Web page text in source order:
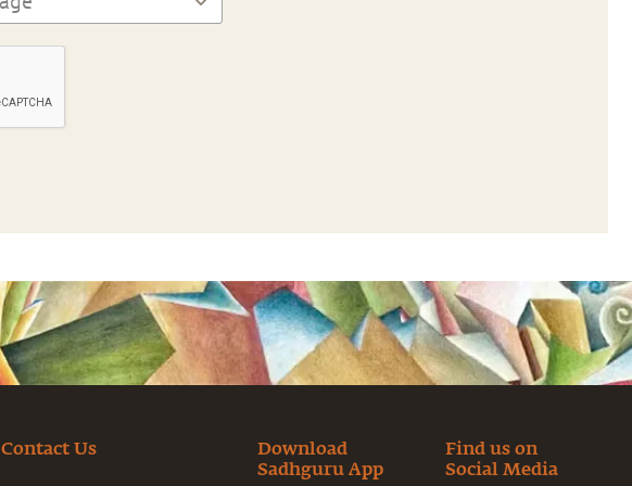
Contact Us
Download
Sadhguru App
Find us on
Social Media